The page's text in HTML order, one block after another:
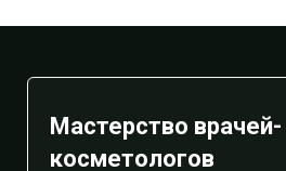
Мастерство врачей-
косметологов